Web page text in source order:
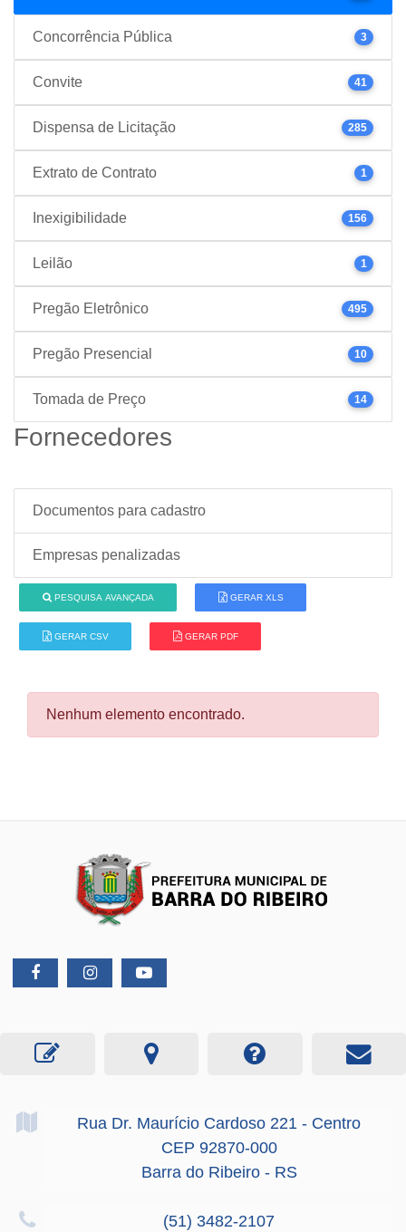
Concorrência Pública 3
Convite 41
Dispensa de Licitação 285
Extrato de Contrato 1
Inexigibilidade 156
Leilão 1
Pregão Eletrônico 495
Pregão Presencial 10
Tomada de Preço 14
Fornecedores
Documentos para cadastro
Empresas penalizadas
PESQUISA AVANÇADA GERAR XLS
GERAR CSV GERAR PDF
Nenhum elemento encontrado.
Rua Dr. Maurício Cardoso 221 - Centro
CEP 92870-000
Barra do Ribeiro - RS
(51) 3482-2107